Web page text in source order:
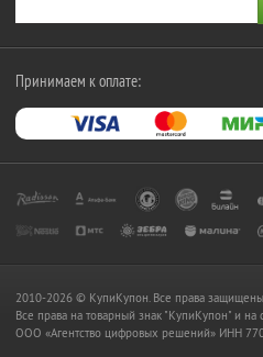
Принимаем к оплате:
2010-2026 © КупиКупон. Все права защищены.
Все права на товарный знак "КупиКупон" и
OOO «Агентство цифровых решений» ИНН